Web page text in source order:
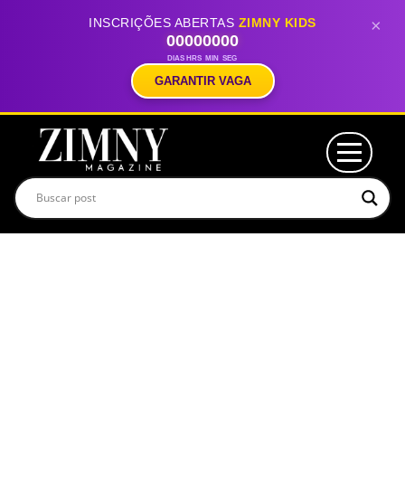
INSCRIÇÕES ABERTAS ZIMNY KIDS
00
DIAS
00
HRS
00
MIN
00
SEG
GARANTIR VAGA
×